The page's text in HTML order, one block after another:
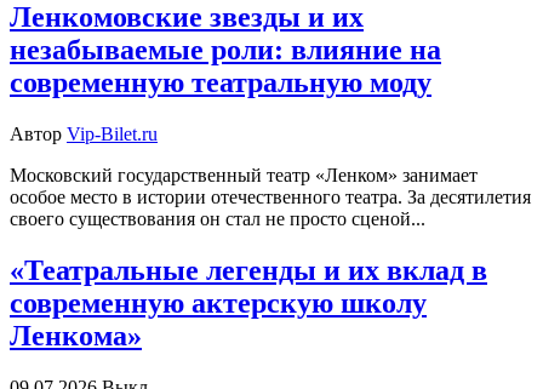
Ленкомовские звезды и их
незабываемые роли: влияние на
современную театральную моду
Автор Vip-Bilet.ru
Московский государственный театр «Ленком» занимает
особое место в истории отечественного театра. За десятилетия
своего существования он стал не просто сценой...
«Театральные легенды и их вклад в
современную актерскую школу
Ленкома»